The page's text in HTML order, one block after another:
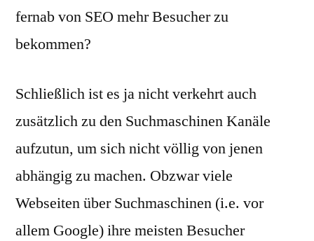
fernab von SEO mehr Besucher zu
bekommen?
Schließlich ist es ja nicht verkehrt auch
zusätzlich zu den Suchmaschinen Kanäle
aufzutun, um sich nicht völlig von jenen
abhängig zu machen. Obzwar viele
Webseiten über Suchmaschinen (i.e. vor
allem Google) ihre meisten Besucher